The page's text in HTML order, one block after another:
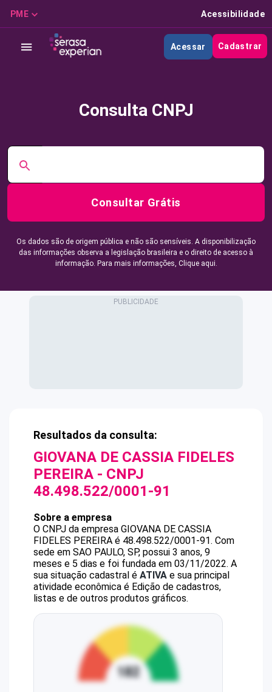
PME Acessibilidade
Acessar Cadastrar
Consulta CNPJ
Consultar Grátis
Os dados são de origem pública e não são sensíveis. A disponibilização
das informações observa a legislação brasileira e o direito de acesso à
informação. Para mais informações, Clique aqui.
Resultados da consulta:
GIOVANA DE CASSIA FIDELES
PEREIRA - CNPJ
48.498.522/0001-91
Sobre a empresa
O CNPJ da empresa GIOVANA DE CASSIA
FIDELES PEREIRA é 48.498.522/0001-91. Com
sede em SAO PAULO, SP, possui 3 anos, 9
meses e 5 dias e foi fundada em 03/11/2022. A
sua situação cadastral é ATIVA e sua principal
atividade econômica é Edição de cadastros,
listas e de outros produtos gráficos.